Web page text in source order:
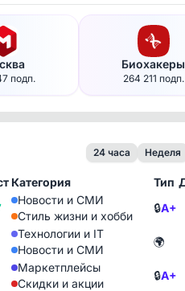
подп.
Биохакеры
264 211 подп.
24 часа Неделя
Категория Тип
Новости и СМИ
Стиль жизни и хобби
🔒A+
Технологии и IT
Новости и СМИ
🌍
Маркетплейсы
Скидки и акции
🔒A+